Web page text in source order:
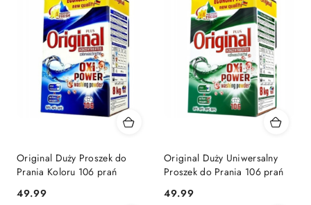
obniżką
Original Duży Proszek do
Prania Koloru 106 prań
Cena:
49.99
Original Duży Uniwersalny
Proszek do Prania 106 prań
Cena:
49.99